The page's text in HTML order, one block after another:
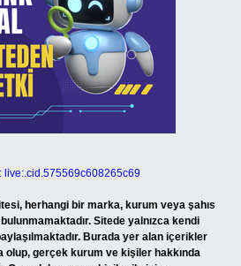
live:.cid.575569c608265c69
herhangi bir marka, kurum veya şahıs
Sitede yalnızca kendi
Burada yer alan içerikler
olup, gerçek kurum ve kişiler hakkında